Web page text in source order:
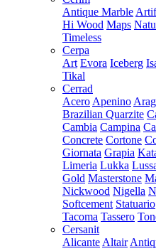
Antique Marble
Hi Wood Maps
Timeless
Cerpa
Art Evora Iceberg
Tikal
Cerrad
Acero Apenino
Brazilian Quarzite
Cambia Campina
Concrete Cortone
Giornata Grapia
Limeria Lukka
Gold Masterstone
Nickwood Nigella
Softcement Statuario
Tacoma Tassero
Cersanit
Alicante Altair